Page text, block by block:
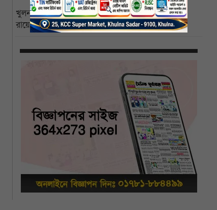
খুলনা বিশ্ববিদ্যালয়ের পাইকগাছা ক্যাম্পাস বিজ্ঞানী পিসি
রায়ের নামে নামকরণের দাবি